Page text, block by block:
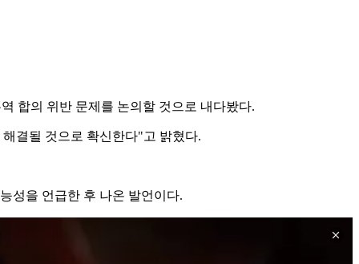
합의 위반 문제를 논의할 것으로 내다봤다.
결될 것으로 확신한다"고 밝혔다.
성을 언급한 후 나온 발언이다.